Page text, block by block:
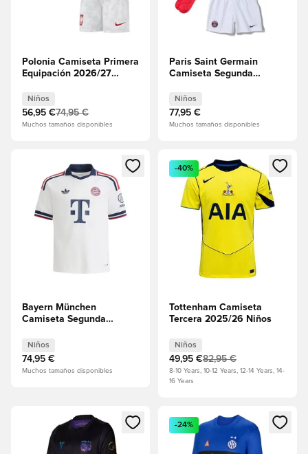
Polonia Camiseta Primera
Equipación 2026/27
Niños
56,95 €74,95 €
Muchos tamaños disponibles
Paris Saint Germain
Camiseta Segunda
Minikit Niños
Niños
77,95 €
Muchos tamaños disponibles
Abre un modal para iniciar sesión o registrarse como
Bayern München
Camiseta Segunda
Niños
Niños
74,95 €
Muchos tamaños disponibles
Abre un modal para iniciar
-40%
Tottenham Camiseta
Tercera 2025/26 Niños
Niños
49,95 €82,95 €
8-10 Years, 10-12 Years, 12-14 Years, 14-
16 Years
Abre un modal para iniciar sesión o registrarse como
Abre un modal para iniciar
-24%